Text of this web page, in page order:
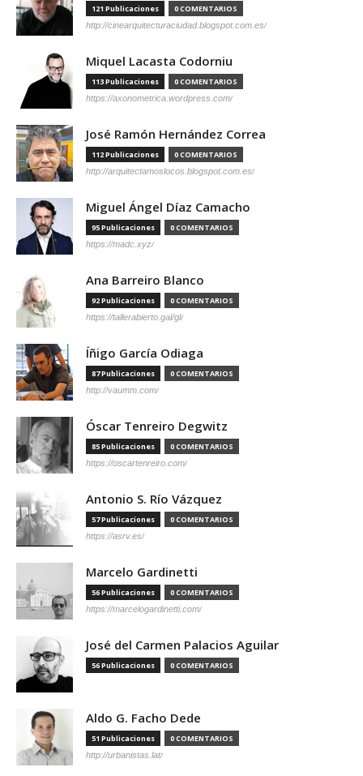
121 Publicaciones 0 COMENTARIOS
http://cinearquitecturaciudad.blogspot.com.es/
Miquel Lacasta Codorniu
113 Publicaciones 0 COMENTARIOS
https://axonometrica.wordpress.com/
José Ramón Hernández Correa
112 Publicaciones 0 COMENTARIOS
http://arquitectamoslocos.blogspot.com.es/
Miguel Ángel Díaz Camacho
95 Publicaciones 0 COMENTARIOS
https://madc.xyz/
Ana Barreiro Blanco
92 Publicaciones 0 COMENTARIOS
https://tallerabierto.gal/gl/
Íñigo García Odiaga
87 Publicaciones 0 COMENTARIOS
http://vaumm.com/
Óscar Tenreiro Degwitz
85 Publicaciones 0 COMENTARIOS
https://oscartenreiro.com/
Antonio S. Río Vázquez
57 Publicaciones 0 COMENTARIOS
https://asrv.es/
Marcelo Gardinetti
56 Publicaciones 0 COMENTARIOS
https://marcelogardinetti.com/
José del Carmen Palacios Aguilar
56 Publicaciones 0 COMENTARIOS
Aldo G. Facho Dede
51 Publicaciones 0 COMENTARIOS
http://urbanistas.lat/